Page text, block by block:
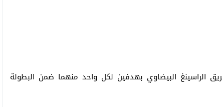
الراسينغ البيضاوي بهدفين لكل واحد منهما ضمن البطولة